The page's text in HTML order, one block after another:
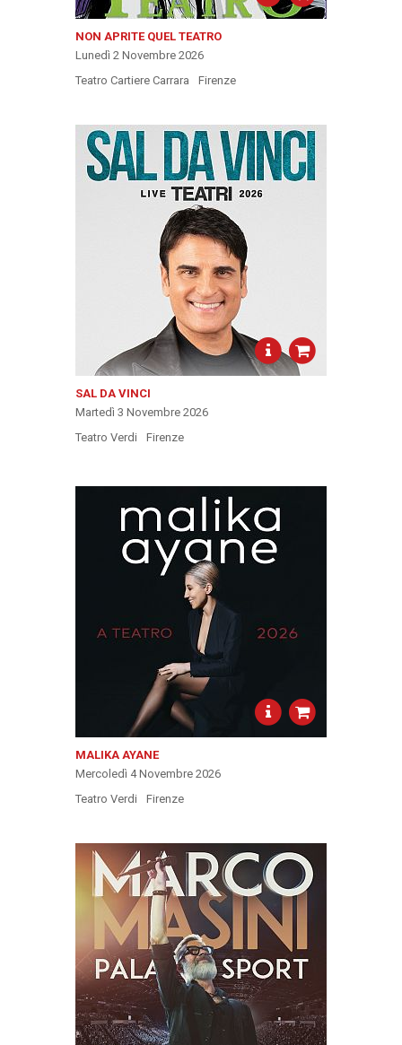
NON APRITE QUEL TEATRO
Lunedì 2 Novembre 2026
Teatro Cartiere Carrara
Firenze
SAL DA VINCI
Martedì 3 Novembre 2026
Teatro Verdi
Firenze
MALIKA AYANE
Mercoledì 4 Novembre 2026
Teatro Verdi
Firenze